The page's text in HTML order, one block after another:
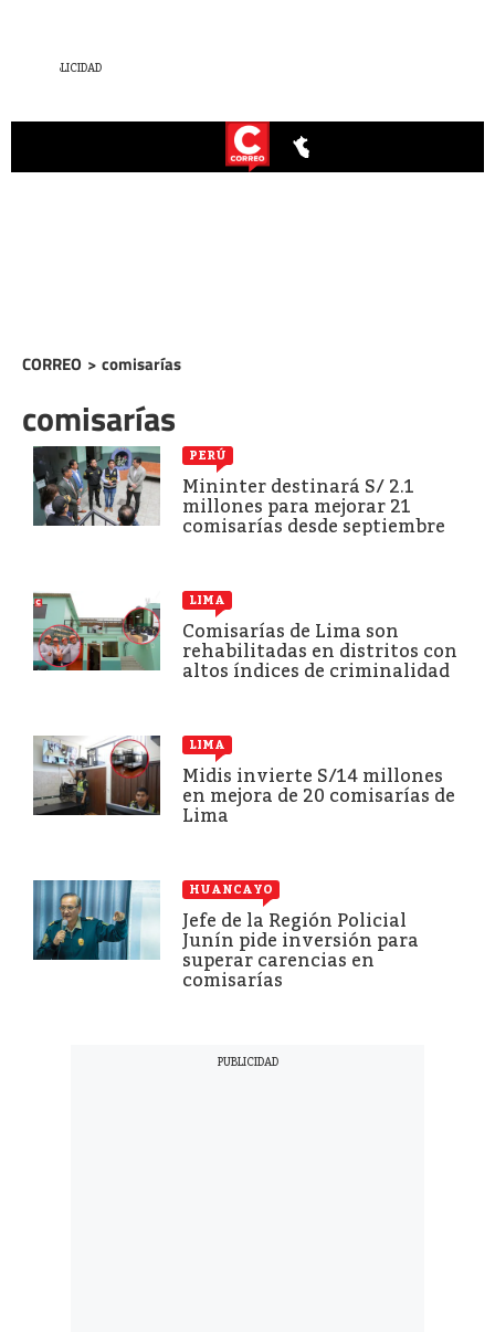
CORREO > comisarías
comisarías
PERÚ
Mininter destinará S/ 2.1
millones para mejorar 21
comisarías desde septiembre
LIMA
Comisarías de Lima son
rehabilitadas en distritos con
altos índices de criminalidad
LIMA
Midis invierte S/14 millones
en mejora de 20 comisarías de
Lima
HUANCAYO
Jefe de la Región Policial
Junín pide inversión para
superar carencias en
comisarías